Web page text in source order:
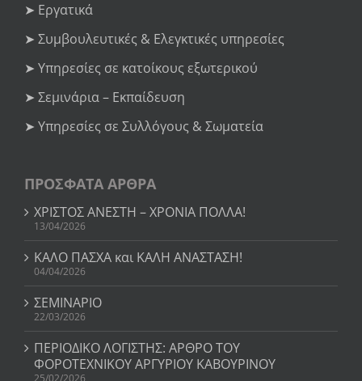
➤ Εργατικά
➤ Συμβουλευτικές & Ελεγκτικές υπηρεσίες
➤ Υπηρεσίες σε κατοίκους εξωτερικού
➤ Σεμινάρια – Εκπαίδευση
➤ Υπηρεσίες σε Συλλόγους & Σωματεία
ΠΡΟΣΦΑΤΑ ΑΡΘΡΑ
ΧΡΙΣΤΟΣ ΑΝΕΣΤΗ – ΧΡΟΝΙΑ ΠΟΛΛΑ!
13/04/2026
ΚΑΛΟ ΠΑΣΧΑ και ΚΑΛΗ ΑΝΑΣΤΑΣΗ!
04/04/2026
ΣΕΜΙΝΑΡΙΟ
22/03/2026
ΠΕΡΙΟΔΙΚΟ ΛΟΓΙΣΤΗΣ: ΑΡΘΡΟ ΤΟΥ
ΦΟΡΟΤΕΧΝΙΚΟΥ ΑΡΓΥΡΙΟΥ ΚΑΒΟΥΡΙΝΟΥ
25/02/2026